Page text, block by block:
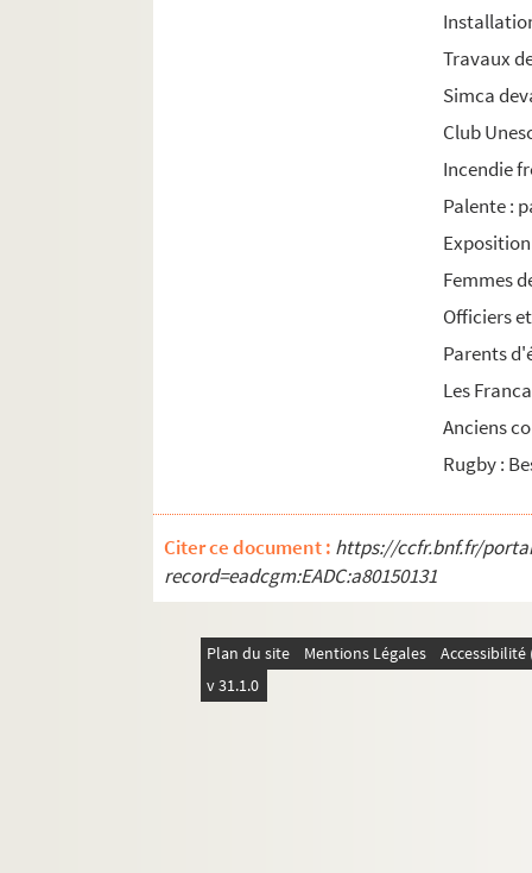
Travaux
Simca
Club
Incendie
Palente :
Femmes
Officiers
Parents
Les
Anciens
Rugby :
Citer ce document : https://ccfr.bnf.fr/
record=eadcgm:EADC:a80150131
Plan du site Mentions Légales
v 31.1.0